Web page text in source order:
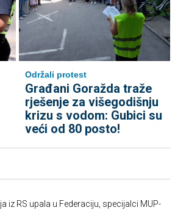
Održali protest
Građani Goražda traže
rješenje za višegodišnju
krizu s vodom: Gubici su
veći od 80 posto!
iz RS upala u Federaciju, specijalci MUP-